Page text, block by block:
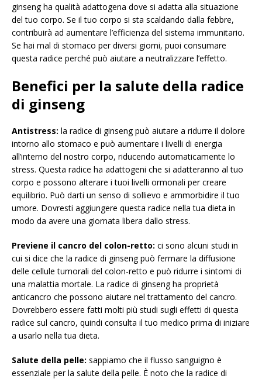
ginseng ha qualità adattogena dove si adatta alla situazione
del tuo corpo. Se il tuo corpo si sta scaldando dalla febbre,
contribuirà ad aumentare l’efficienza del sistema immunitario.
Se hai mal di stomaco per diversi giorni, puoi consumare
questa radice perché può aiutare a neutralizzare l’effetto.
Benefici per la salute della radice
di ginseng
Antistress: la radice di ginseng può aiutare a ridurre il dolore
intorno allo stomaco e può aumentare i livelli di energia
all’interno del nostro corpo, riducendo automaticamente lo
stress. Questa radice ha adattogeni che si adatteranno al tuo
corpo e possono alterare i tuoi livelli ormonali per creare
equilibrio. Può darti un senso di sollievo e ammorbidire il tuo
umore. Dovresti aggiungere questa radice nella tua dieta in
modo da avere una giornata libera dallo stress.
Previene il cancro del colon-retto: ci sono alcuni studi in
cui si dice che la radice di ginseng può fermare la diffusione
delle cellule tumorali del colon-retto e può ridurre i sintomi di
una malattia mortale. La radice di ginseng ha proprietà
anticancro che possono aiutare nel trattamento del cancro.
Dovrebbero essere fatti molti più studi sugli effetti di questa
radice sul cancro, quindi consulta il tuo medico prima di iniziare
a usarlo nella tua dieta.
Salute della pelle: sappiamo che il flusso sanguigno è
essenziale per la salute della pelle. È noto che la radice di